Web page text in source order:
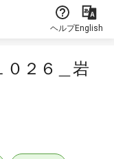
ヘルプEnglish
０２６＿岩